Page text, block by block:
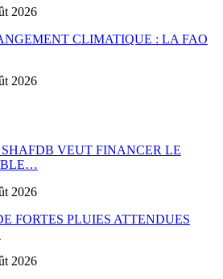
2026
CLIMATIQUE : LA FAO
2026
VEUT FINANCER LE
2026
FORTES PLUIES ATTENDUES
2026